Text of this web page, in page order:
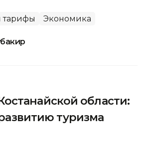
тарифы Экономика
Костанайской области:
туризма